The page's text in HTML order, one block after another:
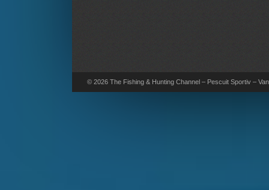
© 2026 The Fishing & Hunting Channel – Pescuit Sportiv –